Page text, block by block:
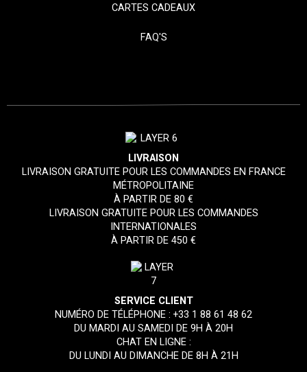
CARTES CADEAUX
FAQ'S
LIVRAISON
LIVRAISON GRATUITE POUR LES COMMANDES EN FRANCE
MÉTROPOLITAINE
À PARTIR DE 80 €
LIVRAISON GRATUITE POUR LES COMMANDES
INTERNATIONALES
À PARTIR DE 450 €
SERVICE CLIENT
NUMÉRO DE TÉLÉPHONE :+33 1 88 61 48 62
DU MARDI AU SAMEDI DE 9H À 20H
CHAT EN LIGNE :
DU LUNDI AU DIMANCHE DE 8H À 21H